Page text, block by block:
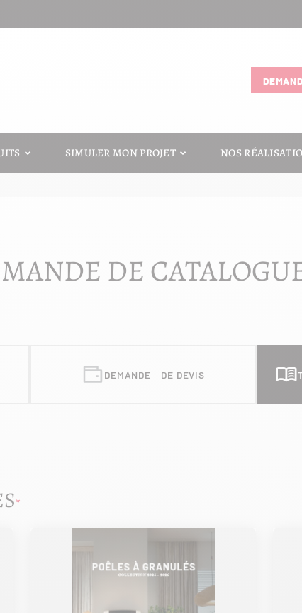
SIMULER MON PROJET NOS
DE
DEMANDE DE DEVIS